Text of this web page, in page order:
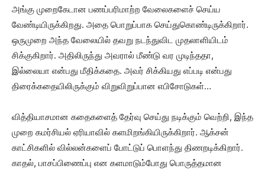
அங்கு முறைகேடான பணப்பரிமாற்ற வேலைகளைச் செய்ய
வேண்டியிருக்கிறது. அதை பொறுப்பாக செய்துகொண்டிருக்கிறார்.
ஒருமுறை அந்த வேலையில் தவறு நடந்துவிட முதலாளியிடம்
சிக்குகிறார். அதிலிருந்து அவரால் மீண்டு வர முடிந்ததா,
இல்லையா என்பது மீதிக்கதை. அவர் சிக்கியது எப்படி என்பது
திரைக்கதையிலிருக்கும் விறுவிறுப்பான எபிசோடுகள்…
வித்தியாசமான கதைகளைத் தேர்வு செய்து நடிக்கும் வெற்றி, இந்த
முறை கமர்சியல் ஏரியாவில் களமிறங்கியிருக்கிறார். ஆக்சன்
காட்சிகளில் வில்லன்களைப் போட்டுப் பொளந்து திணறடிக்கிறார்.
காதல், பாசப்பிணைப்பு என களமாடும்போது பொருத்தமான